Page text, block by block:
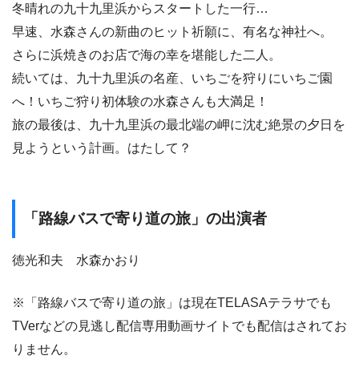
冬晴れの九十九里浜からスタートした一行…
早速、水森さんの新曲のヒット祈願に、有名な神社へ。
さらに浜焼きのお店で海の幸を堪能した二人。
続いては、九十九里浜の名産、いちごを狩りにいちご園
へ！いちご狩り初体験の水森さんも大満足！
旅の最後は、九十九里浜の最北端の岬に沈む絶景の夕日を
見ようという計画。はたして？
「路線バスで寄り道の旅」の出演者
徳光和夫 水森かおり
※「路線バスで寄り道の旅」は現在TELASAテラサでも
TVerなどの見逃し配信専用動画サイトでも配信はされてお
りません。